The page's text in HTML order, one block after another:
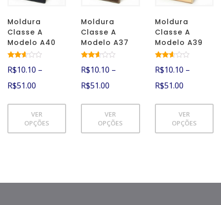
Moldura
Classe A
Modelo A40
ção
de 5
R$10.10 –
R$51.00
VER
OPÇÕES
Moldura
Classe A
Modelo A37
ção
de 5
R$10.10 –
R$51.00
VER
OPÇÕES
Moldura
Classe A
Modelo A39
ção
de 5
R$10.10 –
R$51.00
VER
OPÇÕES